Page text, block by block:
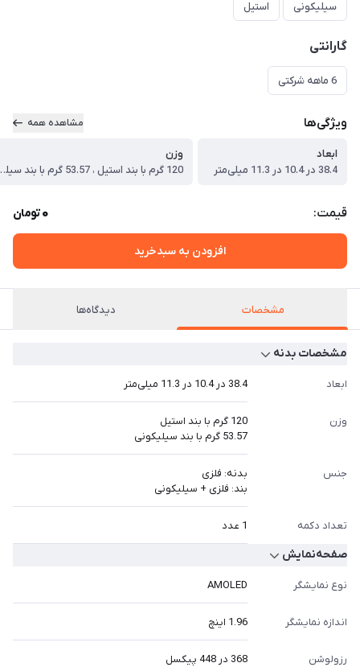
سیلیکونی استیل
گارانتی
6 ماهه شرکتی
ویژگی‌ها مشاهده همه
ابعاد
38.4 در 10.4 در 11.3 میلی‌متر
وزن
120 گرم با بند
قیمت: 0تومان
افزودن به سبدخرید
مشخصات دیدگاه‌ها
مشخصات بدنه
ابعاد 38.4 در 10.4 در 11.3 میلی‌متر
وزن
120 گرم با بند استیل
53.57 گرم با بند سیلیکونی
جنس
بدنه: فلزی
بند: فلزی + سیلیکونی
تعداد دکمه 1 عدد
صفحه‌نمایش
نوع نمایشگر AMOLED
اندازه نمایشگر 1.96 اینچ
رزولوشن 368 در 448 پیکسل